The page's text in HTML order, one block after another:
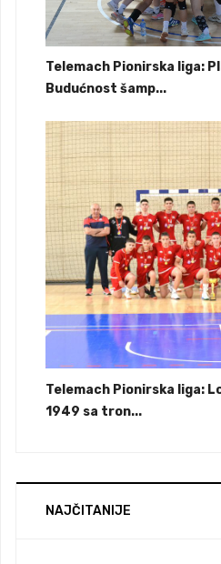
Telemach Pionirska liga:
Budućnost šamp...
Telemach Pionirska liga:
1949 sa tron...
NAJČITANIJE